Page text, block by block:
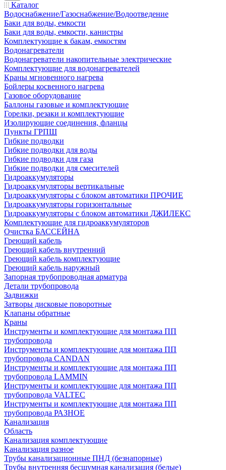
Каталог
Водоснабжение/Газоснабжение/Водоотведение
Баки для воды, емкости
Баки для воды, емкости, канистры
Комплектующие к бакам, емкостям
Водонагреватели
Водонагреватели накопительные электрические
Комплектующие для водонагревателей
Краны мгновенного нагрева
Бойлеры косвенного нагрева
Газовое оборудование
Баллоны газовые и комплектующие
Горелки, резаки и комплектующие
Изолирующие соединения, фланцы
Пункты ГРПШ
Гибкие подводки
Гибкие подводки для воды
Гибкие подводки для газа
Гибкие подводки для смесителей
Гидроаккумуляторы
Гидроаккумуляторы вертикальные
Гидроаккумуляторы с блоком автоматики ПРОЧИЕ
Гидроаккумуляторы горизонтальные
Гидроаккумуляторы с блоком автоматики ДЖИЛЕКС
Комплектующие для гидроаккумуляторов
Очистка БАССЕЙНА
Греющий кабель
Греющий кабель внутренний
Греющий кабель комплектующие
Греющий кабель наружный
Запорная трубопроводная арматура
Детали трубопровода
Задвижки
Затворы дисковые поворотные
Клапаны обратные
Краны
Инструменты и комплектующие для монтажа ПП
трубопровода
Инструменты и комплектующие для монтажа ПП
трубопровода CANDAN
Инструменты и комплектующие для монтажа ПП
трубопровода LAMMIN
Инструменты и комплектующие для монтажа ПП
трубопровода VALTEC
Инструменты и комплектующие для монтажа ПП
трубопровода РАЗНОЕ
Канализация
Область
Канализация комплектующие
Канализация разное
Трубы канализационные ПНД (безнапорные)
Трубы внутренняя бесшумная канализация (белые)